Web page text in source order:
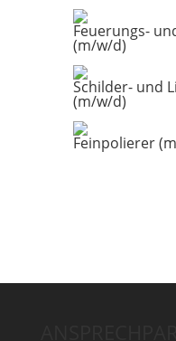
Feuerungs-
(m/w/d)
Schilder- und
(m/w/d)
Feinpolierer